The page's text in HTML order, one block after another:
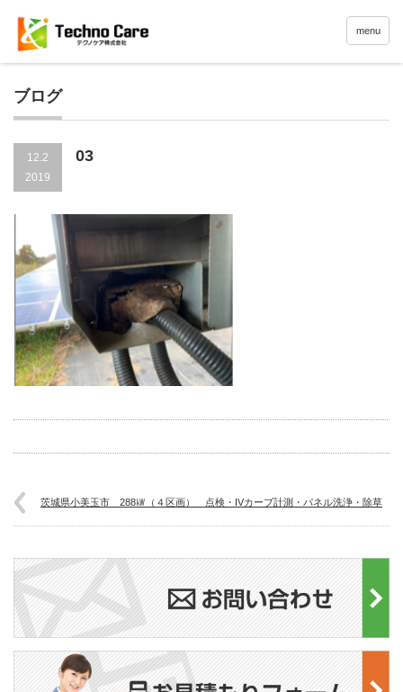
menu
ブログ
12.2
2019
03
茨城県小美玉市 288㎾（４区画） 点検・IVカーブ計測・パネル洗浄・除草